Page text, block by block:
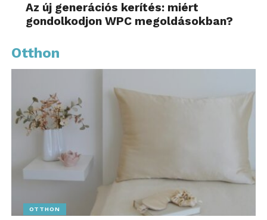
Az új generációs kerítés: miért
gondolkodjon WPC megoldásokban?
Otthon
OTTHON